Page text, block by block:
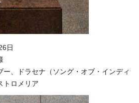
日
、ドラセナ（ソング・オブ・インディ
トロメリア